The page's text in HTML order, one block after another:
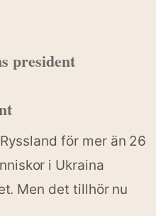
president
för mer än 26
i Ukraina
Men det tillhör nu